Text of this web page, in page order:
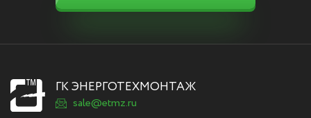
ГК ЭНЕРГОТЕХМОНТАЖ
sale@etmz.ru